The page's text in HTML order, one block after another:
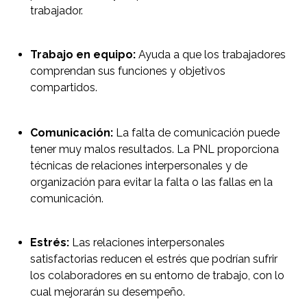
trabajador.
Trabajo en equipo: Ayuda a que los trabajadores
comprendan sus funciones y objetivos
compartidos.
Comunicación: La falta de comunicación puede
tener muy malos resultados. La PNL proporciona
técnicas de relaciones interpersonales y de
organización para evitar la falta o las fallas en la
comunicación.
Estrés: Las relaciones interpersonales
satisfactorias reducen el estrés que podrían sufrir
los colaboradores en su entorno de trabajo, con lo
cual mejorarán su desempeño.